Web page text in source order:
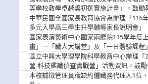
等學校教學卓越獎初選實施計畫」，鼓勵
中華民國全國家長教育協會為辦理「116
多元入學高三學生升學輔導家長說明會」
國家表演藝術中心國家兩廳院115學年度
畫」—「職人大講堂」及「一日體驗課程
參與。
國立中興大學理學院科學教育中心辦理「
營-科技鑑識偵查實戰營」活動資訊，鼓
加。
本校誠徵管理員職缺約僱職務代理人1位